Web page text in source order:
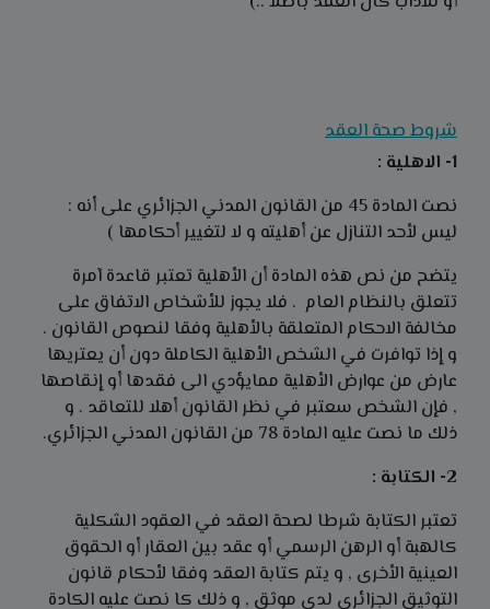
شروط صحة العقد
1- الاهلية :
نصت المادة 45 من القانون المدني الجزائري على أنه :
ليس لأحد التنازل عن أهليته و لا لتغيير أحكامها )
يتضح من نص هذه المادة أن الأهلية تعتبر قاعدة آمرة
تتعلق بالنظام العام . فلا يجوز للأشخاص الاتفاق على
مخالفة الاحكام المتعلقة بالأهلية وفقا لنصوص القانون .
و إذا توافرت في الشخص الأهلية الكاملة دون أن يعتريها
عارض من عوارض الأهلية ممايؤدي الى فقدها أو إنقاصها
, فإن الشخص سعتبر في نظر القانون أهلا للتعاقد . و
ذلك ما نصت عليه المادة 78 من القانون المدني الجزائري.
2- الكتابة :
تعتبر الكتابة شرطا لصحة العقد في العقود الشكلية
كالهبة أو الرهن الرسمي أو عقد بين العقار أو الحقوق
العينية الأخرى , و يتم كتابة العقد وفقا لأحكام قانون
التوثيق الجزائري لدى موثق , و ذلك كا نصت عليه الكادة